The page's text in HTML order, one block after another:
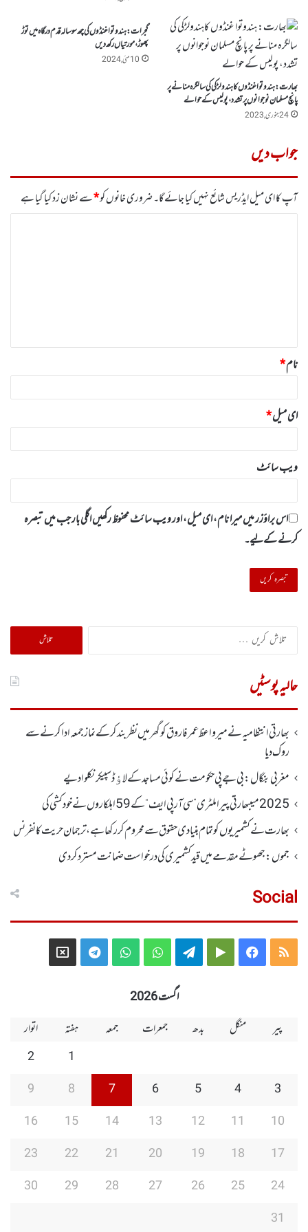
بھارت: ہندوتوا غنڈوں کاہندولڑکی کی سالگرہ منانے پر
پانچ مسلمان نوجوانوں پر تشدد، پولیس کے حوالے
24 جنوری, 2023
گجرات: ہندو توا غنڈوں کی چھ سوسالہ قدم درگاہ میں توڑ
پھوڑ، مورتیاں رکھ دیں
10 مئی, 2024
جواب دیں
آپ کا ای میل ایڈریس شائع نہیں کیا جائے گا۔ضروری خانوں کو*سے نشان زد کیا گیا ہے
نام*
ای میل*
ویب‌ سائٹ
اس براؤزر میں میرا نام، ای میل، اور ویب سائٹ محفوظ رکھیں اگلی بار جب میں تبصرہ
کرنے کےلیے۔
تلاش
کریں
حالیہ پوسٹیں
بھارتی انتظامیہ نے میر واعظ عمر فاروق کو گھر میں نظر بندکر کے نماز جمعہ ادا کرنے سے
روک دیا
مغربی بنگال: بی جے پی حکومت نے کوئی مساجد کے لاﺅڈ سپیکر نکلوا دیے
2025 میںبھارتی پیرا ملٹری ”سی آر پی ایف“ کے 59 اہلکاروں نے خودکشی کی
بھارت نے کشمیریوں کو تمام بنیادی حقوق سے محروم کر رکھا ہے، ترجمان حریت کانفرنس
جموں :جھوٹے مقدمے میں قید کشمیری کی درخواست ضمانت مسترد کردی
Social
RSS
Facebook
Google
Telegram
WhatsApp
WhatsApp
Telegram
X
اگست 2026
پیر
منگل بدھ جمعرات جمعہ ہفتہ
اتوار
1
2
3
4
5
6
7
8
9
10
11
12
13
14
15
16
17
18
19
20
21
22
23
24
25
26
27
28
29
30
31